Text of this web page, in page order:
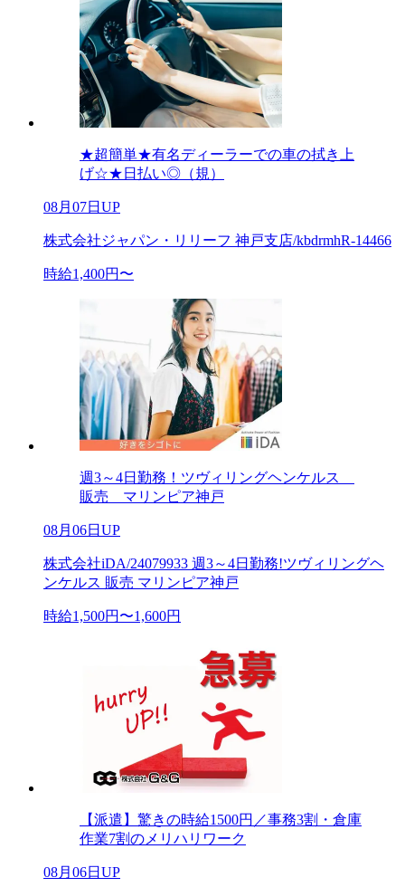
★超簡単★有名ディーラーでの車の拭き上
げ☆★日払い◎（規）
08月07日UP
株式会社ジャパン・リリーフ 神戸支店/kbdrmhR-14466
時給1,400円〜
週3～4日勤務！ツヴィリングヘンケルス
販売 マリンピア神戸
08月06日UP
株式会社iDA/24079933 週3～4日勤務!ツヴィリングヘ
ンケルス 販売 マリンピア神戸
時給1,500円〜1,600円
【派遣】驚きの時給1500円／事務3割・倉庫
作業7割のメリハリワーク
08月06日UP